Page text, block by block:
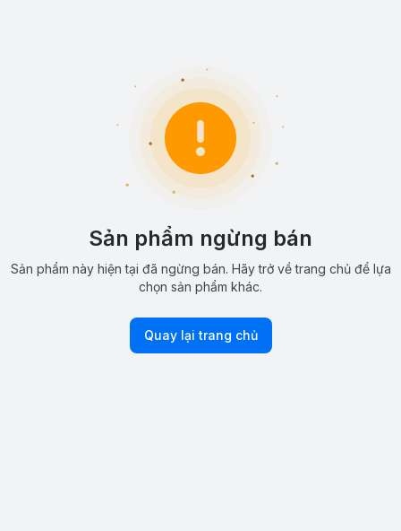
Sản phẩm ngừng bán
Sản phẩm này hiện tại đã ngừng bán. Hãy trở về trang chủ để lựa
chọn sản phẩm khác.
Quay lại trang chủ